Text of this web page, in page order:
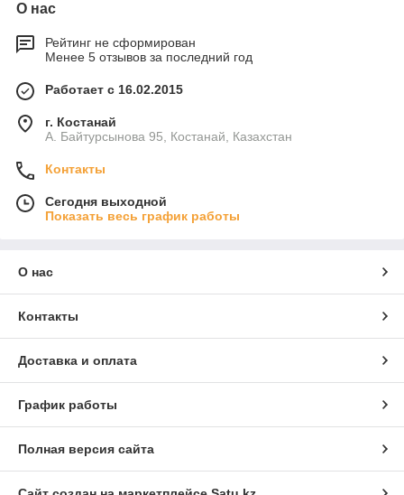
О нас
Рейтинг не сформирован
Менее 5 отзывов за последний год
Работает с 16.02.2015
г. Костанай
А. Байтурсынова 95, Костанай, Казахстан
Контакты
Сегодня выходной
Показать весь график работы
О нас
Контакты
Доставка и оплата
График работы
Полная версия сайта